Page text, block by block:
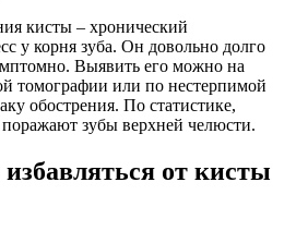
кисты – хронический
у корня зуба. Он довольно долго
Выявить его можно на
томографии или по нестерпимой
обострения. По статистике,
зубы верхней челюсти.
от кисты